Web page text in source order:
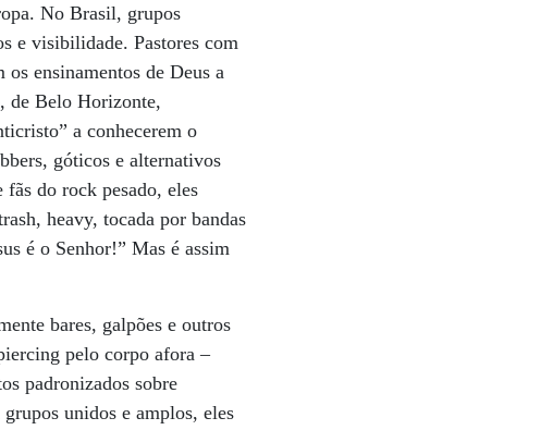
No Brasil, grupos
e visibilidade. Pastores com
ensinamentos de Deus a
de Belo Horizonte,
a conhecerem o
góticos e alternativos
do rock pesado, eles
heavy, tocada por bandas
é o Senhor!” Mas é assim
bares, galpões e outros
pelo corpo afora –
padronizados sobre
unidos e amplos, eles